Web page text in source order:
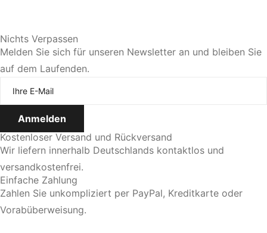
Sie bevorzugen eine persönliche Beratung?
Jetzt Termin vereinbaren
Nichts Verpassen
Melden Sie sich für unseren Newsletter an und bleiben Sie
auf dem Laufenden.
Kostenloser Versand und Rückversand
Wir liefern innerhalb Deutschlands kontaktlos und
versandkostenfrei.
Einfache Zahlung
Zahlen Sie unkompliziert per PayPal, Kreditkarte oder
Vorabüberweisung.